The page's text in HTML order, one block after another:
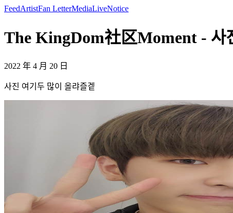
FeedArtistFan LetterMediaLiveNotice
The KingDom社区Moment - 사
2022 年 4 月 20 日
사진 여기두 많이 올랴즐겥